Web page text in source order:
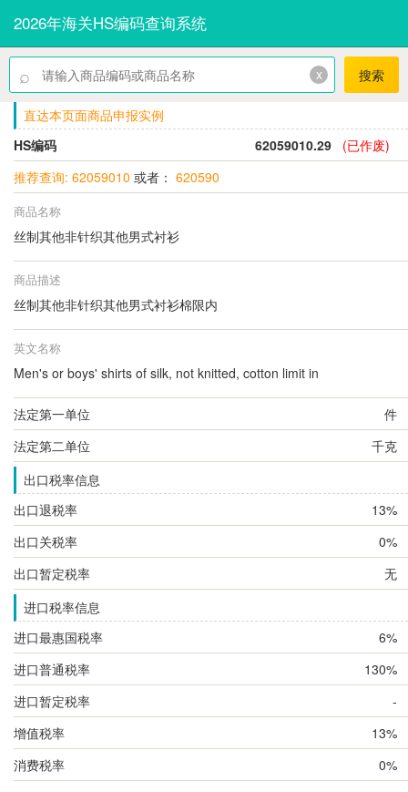
2026年海关HS编码查询系统
⌕ x 搜索
直达本页面商品申报实例
HS编码
62059010.29
(已作废)
推荐查询: 62059010 或者： 620590
商品名称
丝制其他非针织其他男式衬衫
商品描述
丝制其他非针织其他男式衬衫棉限内
英文名称
Men's or boys' shirts of silk, not knitted, cotton limit in
法定第一单位
件
法定第二单位
千克
出口税率信息
出口退税率
13%
出口关税率
0%
出口暂定税率
无
进口税率信息
进口最惠国税率
6%
进口普通税率
130%
进口暂定税率
-
增值税率
13%
消费税率
0%